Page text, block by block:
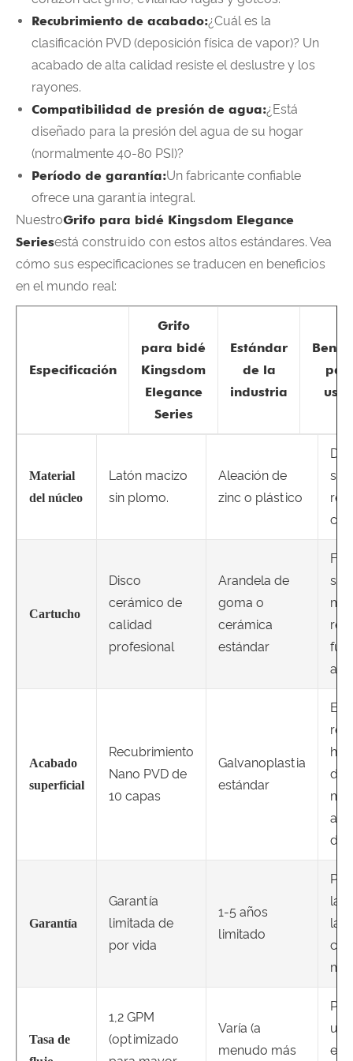
Recubrimiento de acabado:¿Cuál es la
clasificación PVD (deposición física de vapor)? Un
acabado de alta calidad resiste el deslustre y los
rayones.
Compatibilidad de presión de agua:¿Está
diseñado para la presión del agua de su hogar
(normalmente 40-80 PSI)?
Período de garantía:Un fabricante confiable
ofrece una garantía integral.
NuestroGrifo para bidé Kingsdom Elegance
Seriesestá construido con estos altos estándares. Vea
cómo sus especificaciones se traducen en beneficios
en el mundo real:
Especificación
Grifo
para bidé
Kingsdom
Elegance
Series
Estándar
de la
industria
Material
del núcleo
Latón macizo
sin plomo.
Aleación de
zinc o plástico
Cartucho
Disco
cerámico de
calidad
profesional
Arandela de
goma o
cerámica
estándar
Acabado
superficial
Recubrimiento
Nano PVD de
10 capas
Galvanoplastia
estándar
Garantía
Garantía
limitada de
por vida
1-5 años
limitado
la
Tasa de
1,2 GPM
(optimizado
Varía (a
menudo más